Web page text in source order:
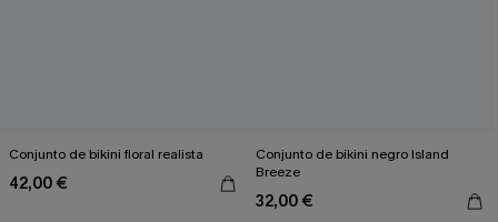
Conjunto de bikini floral realista
42,00 €
Conjunto de bikini negro Island
Breeze
32,00 €